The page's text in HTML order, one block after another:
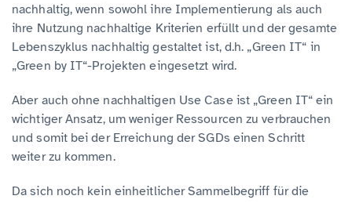
nachhaltig, wenn sowohl ihre Implementierung als auch
ihre Nutzung nachhaltige Kriterien erfüllt und der gesamte
Lebenszyklus nachhaltig gestaltet ist, d.h. „Green IT“ in
„Green by IT“-Projekten eingesetzt wird.
Aber auch ohne nachhaltigen Use Case ist „Green IT“ ein
wichtiger Ansatz, um weniger Ressourcen zu verbrauchen
und somit bei der Erreichung der SGDs einen Schritt
weiter zu kommen.
Da sich noch kein einheitlicher Sammelbegriff für die